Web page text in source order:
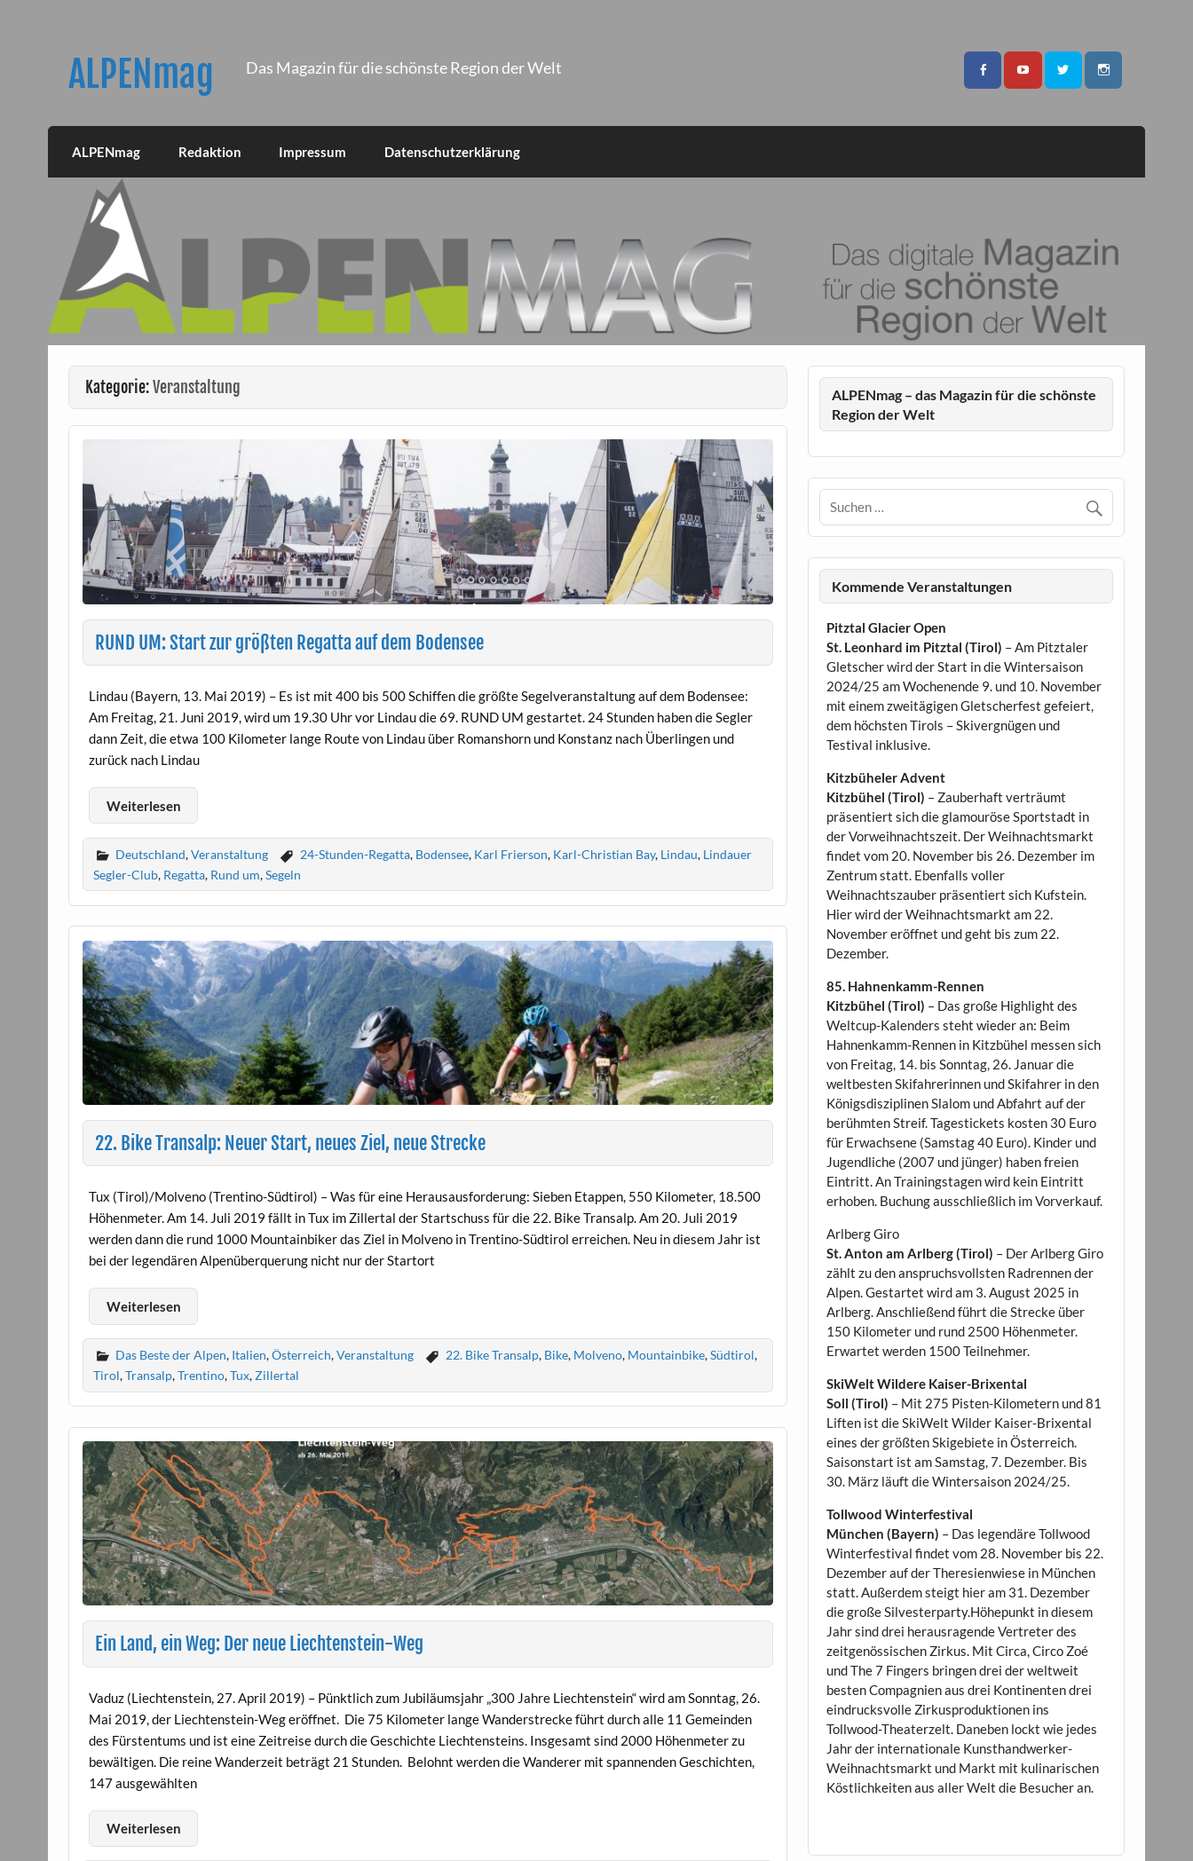
ALPENmag Das Magazin für die schönste Region der Welt
ALPENmag Redaktion Impressum Datenschutzerklärung
Kategorie:Veranstaltung
RUND UM: Start zur größten Regatta auf dem Bodensee
Lindau (Bayern, 13. Mai 2019) – Es ist mit 400 bis 500 Schiffen die größte Segelveranstaltung auf dem Bodensee:
Am Freitag, 21. Juni 2019, wird um 19.30 Uhr vor Lindau die 69. RUND UM gestartet. 24 Stunden haben die Segler
dann Zeit, die etwa 100 Kilometer lange Route von Lindau über Romanshorn und Konstanz nach Überlingen und
zurück nach Lindau
Weiterlesen
Deutschland,Veranstaltung 24-Stunden-Regatta, Bodensee, Karl Frierson, Karl-Christian Bay, Lindau, Lindauer
Segler-Club, Regatta, Rund um,Segeln
22. Bike Transalp: Neuer Start, neues Ziel, neue Strecke
Tux (Tirol)/Molveno (Trentino-Südtirol) – Was für eine Herausausforderung: Sieben Etappen, 550 Kilometer, 18.500
Höhenmeter. Am 14. Juli 2019 fällt in Tux im Zillertal der Startschuss für die 22. Bike Transalp. Am 20. Juli 2019
werden dann die rund 1000 Mountainbiker das Ziel in Molveno in Trentino-Südtirol erreichen. Neu in diesem Jahr ist
bei der legendären Alpenüberquerung nicht nur der Startort
Weiterlesen
Das Beste der Alpen, Italien,Österreich,Veranstaltung 22. Bike Transalp, Bike, Molveno, Mountainbike,Südtirol,
Tirol,Transalp,Trentino,Tux,Zillertal
Ein Land, ein Weg: Der neue Liechtenstein-Weg
Vaduz (Liechtenstein, 27. April 2019) – Pünktlich zum Jubiläumsjahr „300 Jahre Liechtenstein“ wird am Sonntag, 26.
Mai 2019, der Liechtenstein-Weg eröffnet. Die 75 Kilometer lange Wanderstrecke führt durch alle 11 Gemeinden
des Fürstentums und ist eine Zeitreise durch die Geschichte Liechtensteins. Insgesamt sind 2000 Höhenmeter zu
bewältigen. Die reine Wanderzeit beträgt 21 Stunden. Belohnt werden die Wanderer mit spannenden Geschichten,
147 ausgewählten
Weiterlesen
ALPENmag – das Magazin für die schönste
Region der Welt
Kommende Veranstaltungen
Pitztal Glacier Open
St. Leonhard im Pitztal (Tirol) – Am Pitztaler
Gletscher wird der Start in die Wintersaison
2024/25 am Wochenende 9. und 10. November
mit einem zweitägigen Gletscherfest gefeiert,
dem höchsten Tirols – Skivergnügen und
Testival inklusive.
Kitzbüheler Advent
Kitzbühel (Tirol) – Zauberhaft verträumt
präsentiert sich die glamouröse Sportstadt in
der Vorweihnachtszeit. Der Weihnachtsmarkt
findet vom 20. November bis 26. Dezember im
Zentrum statt. Ebenfalls voller
Weihnachtszauber präsentiert sich Kufstein.
Hier wird der Weihnachtsmarkt am 22.
November eröffnet und geht bis zum 22.
Dezember.
85. Hahnenkamm-Rennen
Kitzbühel (Tirol) – Das große Highlight des
Weltcup-Kalenders steht wieder an: Beim
Hahnenkamm-Rennen in Kitzbühel messen sich
von Freitag, 14. bis Sonntag, 26. Januar die
weltbesten Skifahrerinnen und Skifahrer in den
Königsdisziplinen Slalom und Abfahrt auf der
berühmten Streif. Tagestickets kosten 30 Euro
für Erwachsene (Samstag 40 Euro). Kinder und
Jugendliche (2007 und jünger) haben freien
Eintritt. An Trainingstagen wird kein Eintritt
erhoben. Buchung ausschließlich im Vorverkauf.
Arlberg Giro
St. Anton am Arlberg (Tirol) – Der Arlberg Giro
zählt zu den anspruchsvollsten Radrennen der
Alpen. Gestartet wird am 3. August 2025 in
Arlberg. Anschließend führt die Strecke über
150 Kilometer und rund 2500 Höhenmeter.
Erwartet werden 1500 Teilnehmer.
SkiWelt Wildere Kaiser-Brixental
Soll (Tirol) – Mit 275 Pisten-Kilometern und 81
Liften ist die SkiWelt Wilder Kaiser-Brixental
eines der größten Skigebiete in Österreich.
Saisonstart ist am Samstag, 7. Dezember. Bis
30. März läuft die Wintersaison 2024/25.
Tollwood Winterfestival
München (Bayern) – Das legendäre Tollwood
Winterfestival findet vom 28. November bis 22.
Dezember auf der Theresienwiese in München
statt. Außerdem steigt hier am 31. Dezember
die große Silvesterparty.Höhepunkt in diesem
Jahr sind drei herausragende Vertreter des
zeitgenössischen Zirkus. Mit Circa, Circo Zoé
und The 7 Fingers bringen drei der weltweit
besten Compagnien aus drei Kontinenten drei
eindrucksvolle Zirkusproduktionen ins
Tollwood-Theaterzelt. Daneben lockt wie jedes
Jahr der internationale Kunsthandwerker-
Weihnachtsmarkt und Markt mit kulinarischen
Köstlichkeiten aus aller Welt die Besucher an.